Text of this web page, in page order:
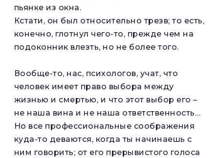
пьянке из окна.
Кстати, он был относительно трезв; то есть,
конечно, глотнул чего-то, прежде чем на
подоконник влезть, но не более того.
Вообще-то, нас, психологов, учат, что
человек имеет право выбора между
жизнью и смертью, и что этот выбор его –
не наша вина и не наша ответственность…
Но все профессиональные соображения
куда-то деваются, когда ты начинаешь с
ним говорить; от его прерывистого голоса